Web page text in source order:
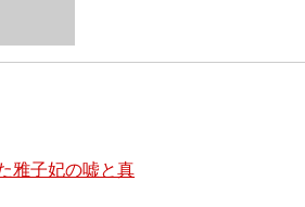
雅子妃の嘘と真